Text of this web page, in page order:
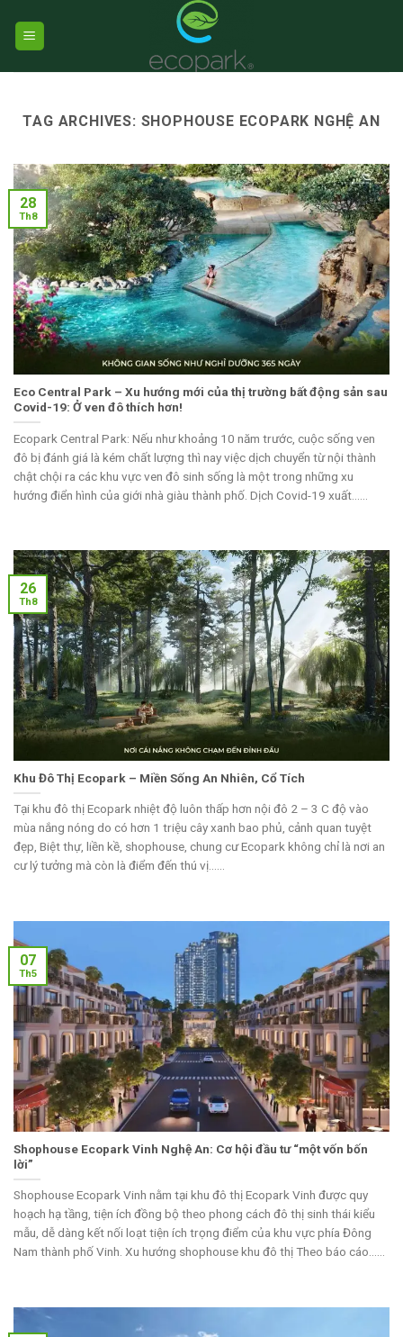
content
TAG ARCHIVES: SHOPHOUSE ECOPARK NGHỆ AN
Eco Central Park – Xu hướng mới của thị trường bất động sản sau
Covid-19: Ở ven đô thích hơn!
Ecopark Central Park: Nếu như khoảng 10 năm trước, cuộc sống ven
đô bị đánh giá là kém chất lượng thì nay việc dịch chuyển từ nội thành
chật chội ra các khu vực ven đô sinh sống là một trong những xu
hướng điển hình của giới nhà giàu thành phố. Dịch Covid-19 xuất......
28
Th8
Khu Đô Thị Ecopark – Miền Sống An Nhiên, Cổ Tích
Tại khu đô thị Ecopark nhiệt độ luôn thấp hơn nội đô 2 – 3 C độ vào
mùa nắng nóng do có hơn 1 triệu cây xanh bao phủ, cảnh quan tuyệt
đẹp, Biệt thự, liền kề, shophouse, chung cư Ecopark không chỉ là nơi an
cư lý tưởng mà còn là điểm đến thú vị......
26
Th8
Shophouse Ecopark Vinh Nghệ An: Cơ hội đầu tư “một vốn bốn
lời”
Shophouse Ecopark Vinh nằm tại khu đô thị Ecopark Vinh được quy
hoạch hạ tầng, tiện ích đồng bộ theo phong cách đô thị sinh thái kiểu
mẫu, dễ dàng kết nối loạt tiện ích trọng điểm của khu vực phía Đông
Nam thành phố Vinh. Xu hướng shophouse khu đô thị Theo báo cáo......
07
Th5